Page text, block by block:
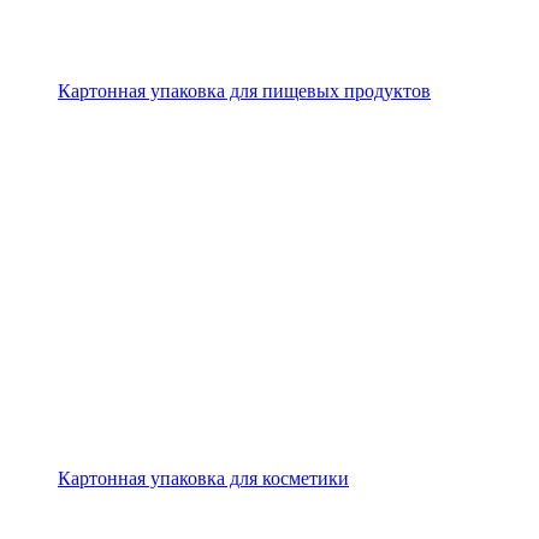
Картонная упаковка для пищевых продуктов
Картонная упаковка для косметики